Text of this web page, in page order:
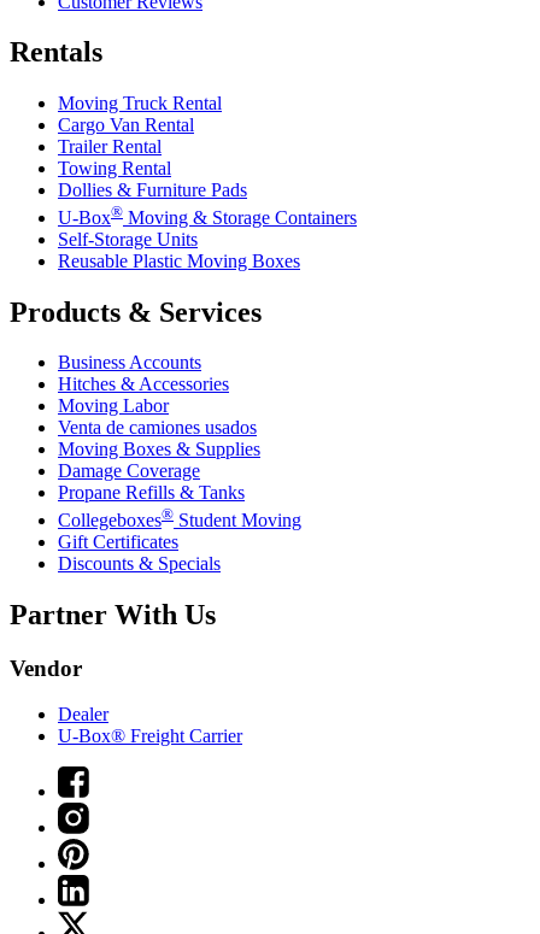
Rentals
Moving Truck Rental
Cargo Van Rental
Trailer Rental
Towing Rental
Dollies & Furniture Pads
U-Box® Moving & Storage Containers
Self-Storage Units
Reusable Plastic Moving Boxes
Products & Services
Business Accounts
Hitches & Accessories
Moving Labor
Venta de camiones usados
Moving Boxes & Supplies
Damage Coverage
Propane Refills & Tanks
Collegeboxes® Student Moving
Gift Certificates
Discounts & Specials
Partner With Us
Vendor
Dealer
U-Box® Freight Carrier